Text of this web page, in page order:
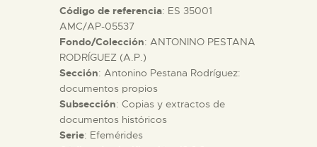
ACTIVIDADES
█
EL MUSEO
Código de referencia: ES 35001
AMC/AP-05537
Fondo/Colección: ANTONINO PESTANA
RODRÍGUEZ (A.P.)
Sección: Antonino Pestana Rodríguez:
documentos propios
Subsección: Copias y extractos de
documentos históricos
Serie: Efemérides